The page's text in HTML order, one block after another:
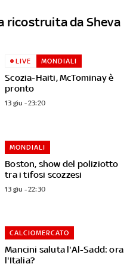
ricostruita da Sheva
Scozia-Haiti, McTominay è
pronto
LIVE MONDIALI
13 giu - 23:20
Boston, show del poliziotto
tra i tifosi scozzesi
MONDIALI
13 giu - 22:30
Mancini saluta l'Al-Sadd: ora
l'Italia?
CALCIOMERCATO